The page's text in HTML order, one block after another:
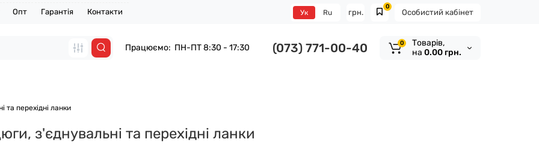
Опт Гарантія Контакти Особистий кабінет
0
грн.
Ук Ru
Працюємо: ПН-ПТ 8:30 - 17:30 (073) 771-00-40 0
Tоварів,
на 0.00 грн.
та перехідні ланки
з'єднувальні та перехідні ланки